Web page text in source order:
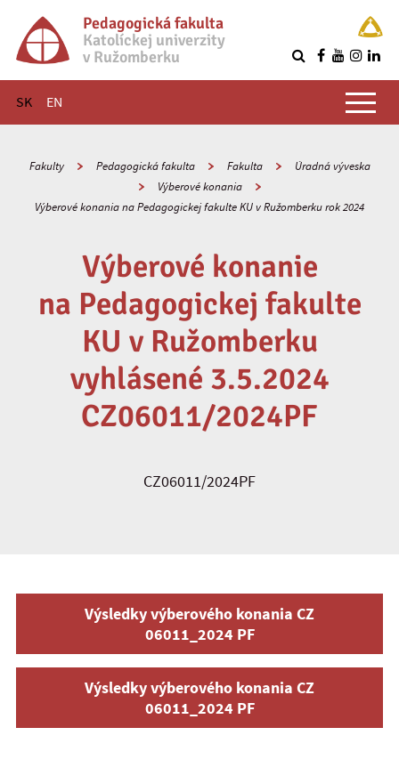
Pedagogická fakulta
Katolíckej univerzity
v Ružomberku
SK EN
Hlavné menu
Fakulty Pedagogická fakulta Fakulta
Úradná výveska
Výberové konania
Výberové konania na Pedagogickej fakulte KU v Ružomberku rok 2024
Výberové konanie
na Pedagogickej fakulte
KU v Ružomberku
vyhlásené 3.5.2024
CZ06011/2024PF
CZ06011/2024PF
Výsledky výberového konania CZ
06011_2024 PF
Výsledky výberového konania CZ
06011_2024 PF